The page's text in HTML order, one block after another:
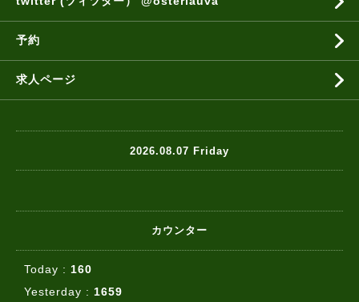
予約
求人ページ
2026.08.07 Friday
カウンター
Today : 160
Yesterday : 1659